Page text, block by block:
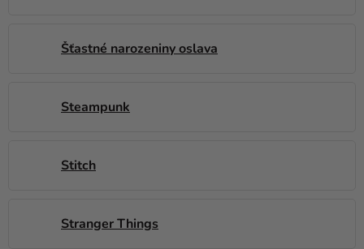
Šťastné narozeniny oslava
Steampunk
Stitch
Stranger Things